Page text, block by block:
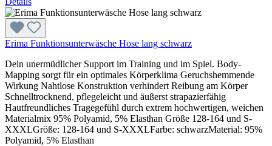
Erima Funktionsunterwäsche Hose lang schwarz
Dein unermüdlicher Support im Training und im Spiel. Body-
Mapping sorgt für ein optimales Körperklima Geruchshemmende
Wirkung Nahtlose Konstruktion verhindert Reibung am Körper
Schnelltrocknend, pflegeleicht und äußerst strapazierfähig
Hautfreundliches Tragegefühl durch extrem hochwertigen, weichen
Materialmix 95% Polyamid, 5% Elasthan Größe 128-164 und S-
XXXLGröße: 128-164 und S-XXXLFarbe: schwarzMaterial: 95%
Polyamid, 5% Elasthan